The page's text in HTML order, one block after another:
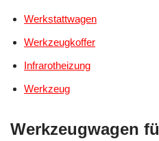
Werkstattwagen
Werkzeugkoffer
Infrarotheizung
Werkzeug
Werkzeugwagen